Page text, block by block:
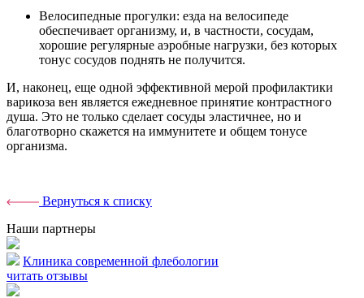
Велосипедные прогулки: езда на велосипеде
обеспечивает организму, и, в частности, сосудам,
хорошие регулярные аэробные нагрузки, без которых
тонус сосудов поднять не получится.
И, наконец, еще одной эффективной мерой профилактики
варикоза вен является ежедневное принятие контрастного
душа. Это не только сделает сосуды эластичнее, но и
благотворно скажется на иммунитете и общем тонусе
организма.
Вернуться к списку
Наши партнеры
Клиника современной флебологии
читать отзывы